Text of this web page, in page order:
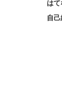
は
自